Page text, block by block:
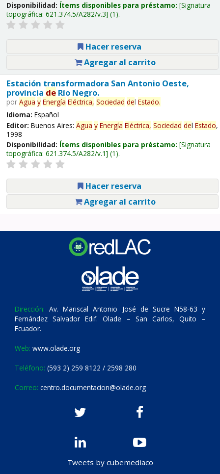
Disponibilidad: Ítems disponibles para préstamo: Signatura
topográfica: 621.374.5/A282/v.3 (1).
Hacer reserva
Agregar al carrito
Estación transformadora San Antonio Oeste,
provincia deRío Negro.
por Agua y Energía Eléctrica, Sociedad del Estado.
Idioma: Español
Editor: Buenos Aires: Agua y Energía Eléctrica, Sociedad del Estado,
1998
Disponibilidad: Ítems disponibles para préstamo: Signatura
topográfica: 621.374.5/A282/v.1 (1).
Hacer reserva
Agregar al carrito
Dirección: Av. Mariscal Antonio José de Sucre N58-63 y
Fernández Salvador Edif. Olade – San Carlos, Quito –
Ecuador.
Web: www.olade.org
Teléfono: (593 2) 259 8122 / 2598 280
Correo: centro.documentacion@olade.org
Tweets by cubemediaco